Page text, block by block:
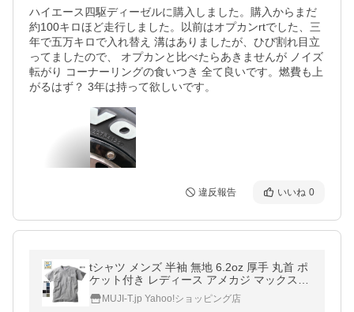
ハイエース四駆ディーゼルに購入しました。購入からまだ
約100キロほど走行しました。以前はオプカンrtでした、三
年で五万キロで入れ替え 溝はありましたが、ひび割れ目立
ってましたので、 オプカンと比べたらあきませんが ノイズ
転がり コーナーリングの食いつき 全て良いです。燃費も上
がるはず？ 3年は持って欲しいです。
違反報告 いいね 0
tシャツ メンズ 半袖 無地 6.2oz 厚手 丸首 ポ
ケット付き レディース アメカジ マックスウ
ェイト ( CROSS＆STITCH / クロス＆ステッ
チ) OE1119
MUJI-T.jp Yahoo!ショッピング店